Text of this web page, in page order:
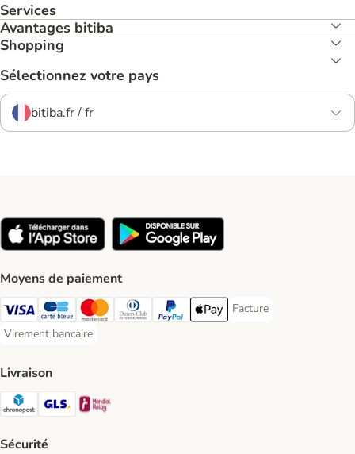
Services
Avantages bitiba
Shopping
Sélectionnez votre pays
bitiba.fr / fr
Moyens de paiement
Visa Payment Method
carte bleue Payment Method
Master Card Payment Method
Diners Club Payment Method
Paypal Payment Method
Apple Pay Payment Method
Facture
Facture Payment Method
Virement bancaire
Virement bancaire Payment Method
Livraison
Chronopost Shipping Method
GLS Shipping Method
Sécurité